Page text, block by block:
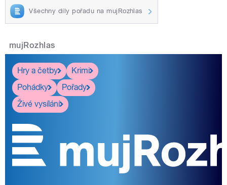
Všechny díly pořadu na mujRozhlas
mujRozhlas
Hry a četby
Krimi
Pohádky
Pořady
Živé vysílání